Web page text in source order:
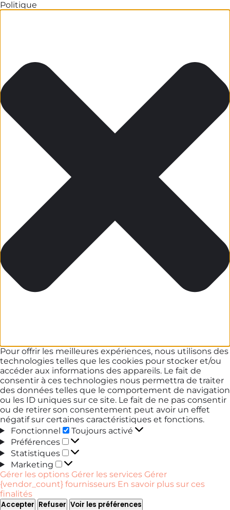
Politique
Pour offrir les meilleures expériences, nous utilisons des
technologies telles que les cookies pour stocker et/ou
accéder aux informations des appareils. Le fait de
consentir à ces technologies nous permettra de traiter
des données telles que le comportement de navigation
ou les ID uniques sur ce site. Le fait de ne pas consentir
ou de retirer son consentement peut avoir un effet
négatif sur certaines caractéristiques et fonctions.
Fonctionnel
Fonctionnel
Toujours activé
Préférences
Préférences
Statistiques
Statistiques
Marketing
Marketing
Gérer les options Gérer les services Gérer
{vendor_count} fournisseurs En savoir plus sur ces
finalités
Accepter Refuser Voir les préférences